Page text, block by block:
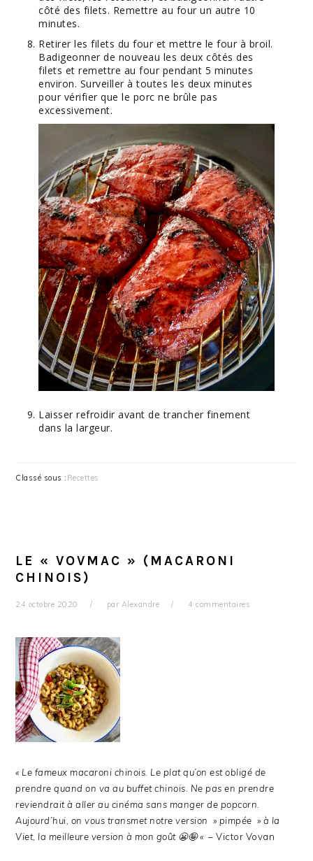
côté des filets. Remettre au four un autre 10
minutes.
Retirer les filets du four et mettre le four à broil.
Badigeonner de nouveau les deux côtés des
filets et remettre au four pendant 5 minutes
environ. Surveiller à toutes les deux minutes
pour vérifier que le porc ne brûle pas
excessivement.
Laisser refroidir avant de trancher finement
dans la largeur.
Classé sous : Recettes
LE « VOVMAC » (MACARONI
CHINOIS)
24 octobre 2020 par Alexandre 4 commentaires
« Le fameux macaroni chinois. Le plat qu’on est obligé de
prendre quand on va au buffet chinois. Ne pas en prendre
reviendrait à aller au cinéma sans manger de popcorn.
Aujourd’hui, on vous transmet notre version » pimpée » à la
Viet, la meilleure version à mon goût 😬🤪 « – Victor Vovan